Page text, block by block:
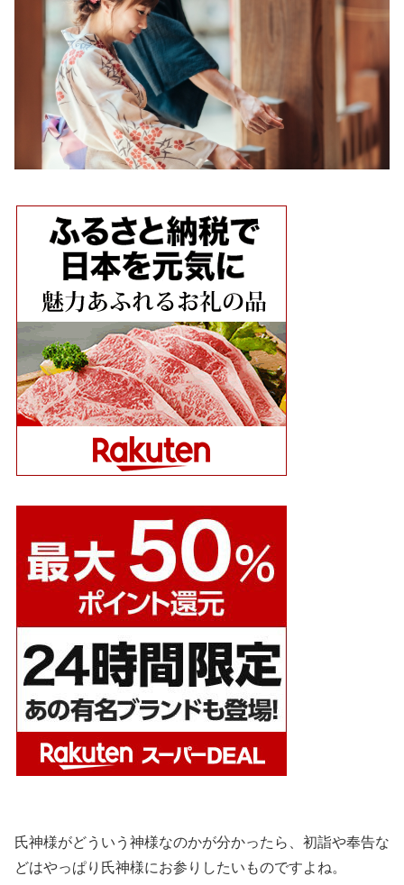
氏神様がどういう神様なのかが分かったら、初詣や奉告な
どはやっぱり氏神様にお参りしたいものですよね。